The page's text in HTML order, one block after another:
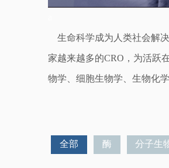
生命科学成为人类社会解
家越来越多的CRO，为活跃
物学、细胞生物学、生物化
全部 酶 分子生